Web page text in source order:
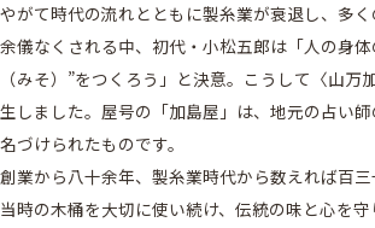
やがて時代の流れとともに製糸業が衰退し、多
余儀なくされる中、初代・小松五郎は「人の身
（みそ）”をつくろう」と決意。こうして〈山万
生しました。屋号の「加島屋」は、地元の占い
名づけられたものです。
創業から八十余年、製糸業時代から数えれば百
当時の木桶を大切に使い続け、伝統の味と心を